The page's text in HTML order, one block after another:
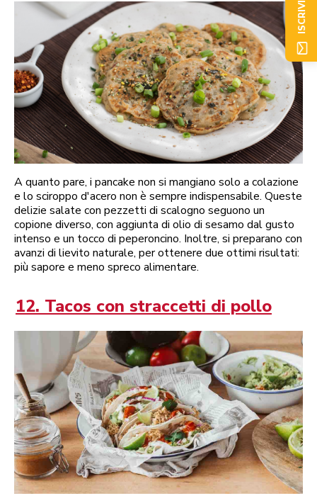
A quanto pare, i pancake non si mangiano solo a colazione
e lo sciroppo d'acero non è sempre indispensabile. Queste
delizie salate con pezzetti di scalogno seguono un
copione diverso, con aggiunta di olio di sesamo dal gusto
intenso e un tocco di peperoncino. Inoltre, si preparano con
avanzi di lievito naturale, per ottenere due ottimi risultati:
più sapore e meno spreco alimentare.
12. Tacos con straccetti di pollo